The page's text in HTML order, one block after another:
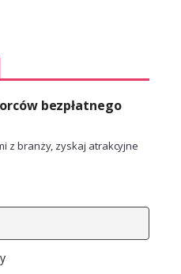
bezpłatnego
z branży, zyskaj atrakcyjne